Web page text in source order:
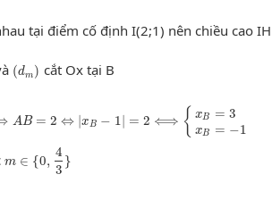
tại điểm cố định I(2;1) nên chiều cao IH
(dm )
( d m cắt Ox tại B
AB = 2 ⇔ |xB − 1| = 2 ⟺ { xB = 3
xB = −1
⇔ |x =2 B 1
m ∈ {0,
4
3
}
0 3 }